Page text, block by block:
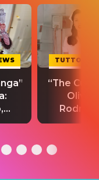
e
TUTTO
“The
Olivia
testo,